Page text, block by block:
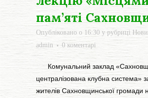
пам’яті
Опубліковано о 16:30 у рубриці
admin
0 коментарі
Комунальний заклад
централізована клубна система»
жителів Сахновщинської громади